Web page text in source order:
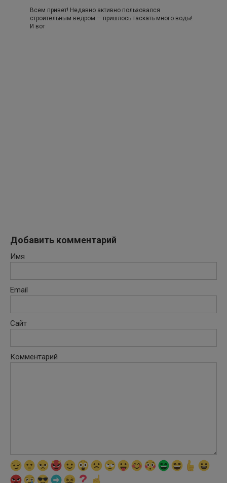
Всем привет! Недавно активно пользовался
строительным ведром — пришлось таскать много воды!
И вот
Добавить комментарий
Имя
Email
Сайт
Комментарий